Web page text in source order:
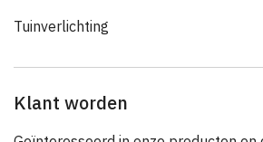
Tuinverlichting
Klant worden